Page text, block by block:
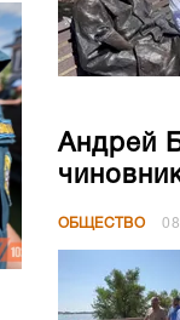
Андрей
ОБЩЕСТВО